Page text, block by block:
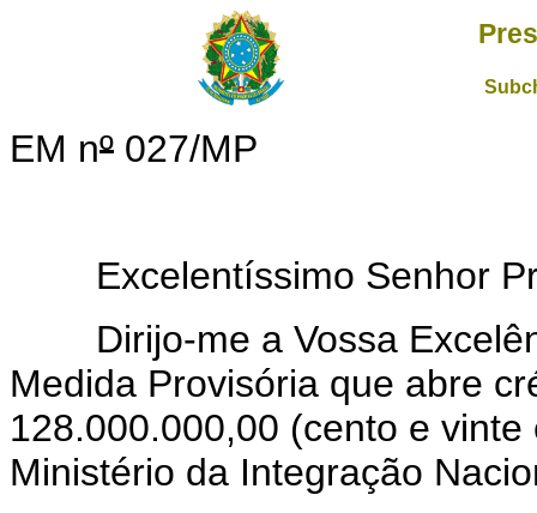
EM nº 027/MP
Excelentíssimo Senhor
Dirijo-me a Vossa
Medida Provisória que abre
128.000.000,00 (cento e
Ministério da Integração